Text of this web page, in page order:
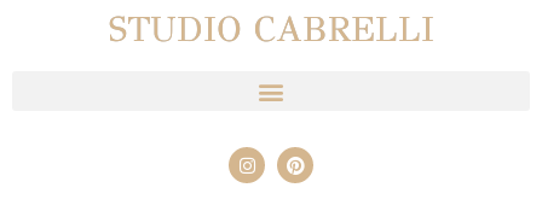
STUDIO CABRELLI